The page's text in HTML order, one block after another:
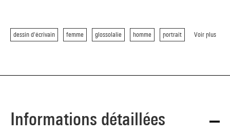
dessin d'écrivain femme glossolalie homme portrait Voir plus
Informations détaillées